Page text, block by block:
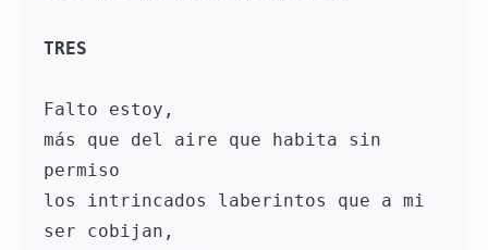
TRES
Falto estoy,
más que del aire que habita sin
permiso
los intrincados laberintos que a mi
ser cobijan,